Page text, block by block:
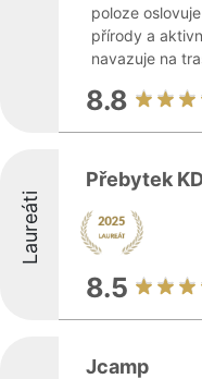
poloze
přírody a
navazuje na
8.8
Laureáti
Přebytek KD
8.5
Jcamp